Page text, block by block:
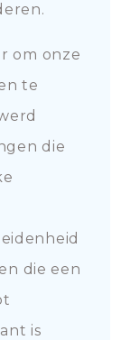
om onze
te
die
die een
is